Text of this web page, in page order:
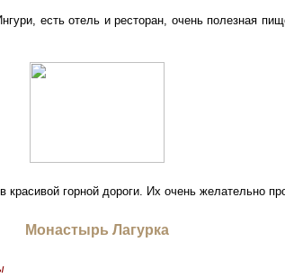
есть отель и ресторан, очень полезная
красивой горной дороги. Их очень желательно
Монастырь Лагурка